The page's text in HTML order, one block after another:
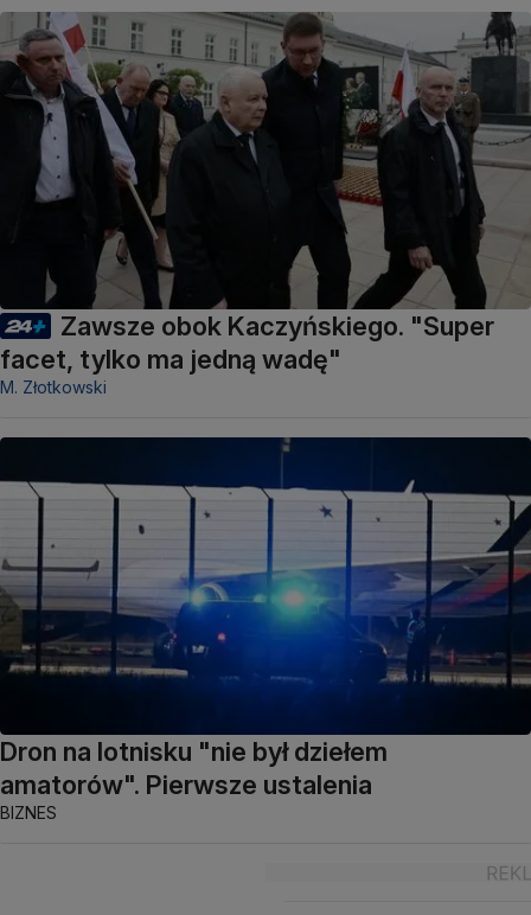
Zawsze obok Kaczyńskiego. "Super
facet, tylko ma jedną wadę"
M. Złotkowski
Dron na lotnisku "nie był dziełem
amatorów". Pierwsze ustalenia
BIZNES